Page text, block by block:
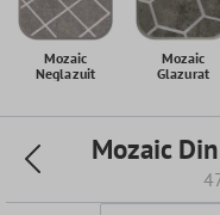
Mozaic
Neglazuit
Mozaic
Glazurat
Mozaic